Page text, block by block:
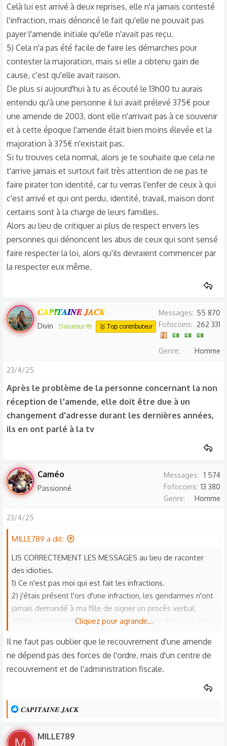
Celà lui est arrivé à deux reprises, elle n'a jamais contesté
l'infraction, mais dénoncé le fait qu'elle ne pouvait pas
payer l'amende initiale qu'elle n'avait pas reçu.
5) Cela n'a pas été facile de faire les démarches pour
contester la majoration, mais si elle a obtenu gain de
cause, c'est qu'elle avait raison.
De plus si aujourd'hui à tu as écouté le 13h00 tu aurais
entendu qu'à une personne il lui avait prélevé 375€ pour
une amende de 2003, dont elle n'arrivait pas à ce souvenir
et à cette époque l'amende était bien moins élevée et la
majoration à 375€ n'existait pas.
Si tu trouves cela normal, alors je te souhaite que cela ne
t'arrive jamais et surtout fait très attention de ne pas te
faire pirater ton identité, car tu verras l'enfer de ceux à qui
c'est arrivé et qui ont perdu, identité, travail, maison dont
certains sont à la charge de leurs familles.
Alors au lieu de critiquer ai plus de respect envers les
personnes qui dénoncent les abus de ceux qui sont sensé
faire respecter la loi, alors qu'ils devraient commencer par
la respecter eux même.
𝑪𝑨𝑷𝑰𝑻𝑨𝑰𝑵𝑬 𝑱𝑨𝑪𝑲
Divin Donateur 🤲 🥇 Top contributeur
Messages
55 870
Fofocoins
262 331
Genre Homme
23/4/25
Après le problème de la personne concernant la non
réception de l'amende, elle doit être due à un
changement d'adresse durant les dernières années,
ils en ont parlé à la tv
Caméo
Passionné
Messages
1 574
Fofocoins 13 380
Genre
Homme
23/4/25
MILLE789 a dit:
LIS CORRECTEMENT LES MESSAGES au lieu de raconter
des idioties.
1) Ce n'est pas moi qui est fait les infractions.
2) j'étais présent l'ors d'une infraction, les gendarmes n'ont
jamais demandé à ma fille de signer un procès verbal.
3) Elle n'a jamais reçu l'amende initiale, mais des mois plus
4) Dans la lettre de l'amende majoré à 375€, contrairement
à la loi, il n'y avait pas lf document pour contester cette
majoration.
Celà lui est arrivé à deux reprises, elle n'a jamais contesté
payer l'amende initiale qu'elle n'avait pas reçu.
contester la majoration, mais si elle a obtenu gain de
Cliquez pour agrandir...
Il ne faut pas oublier que le recouvrement d'une amende
ne dépend pas des forces de l'ordre, mais d'un centre de
recouvrement et de l'administration fiscale.
L
s
r
𝑪𝑨𝑷𝑰𝑻𝑨𝑰𝑵𝑬 𝑱𝑨𝑪𝑲
MILLE789